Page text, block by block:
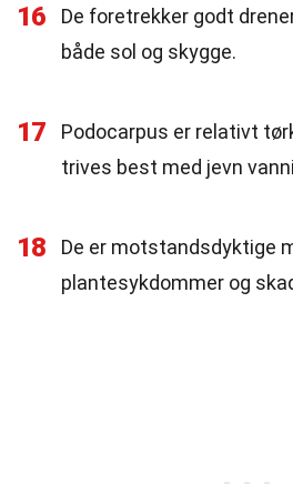
16
De foretrekker godt
både sol og skygge.
17
Podocarpus er relativt
trives best med jevn
18
De er motstandsdyktige
plantesykdommer og